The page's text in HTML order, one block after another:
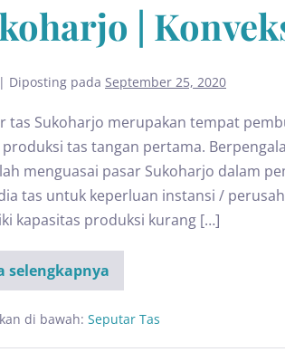
|
| Diposting pada September 25, 2020
tas Sukoharjo merupakan tempat
tas tangan pertama.
menguasai pasar Sukoharjo dalam
tas untuk keperluan instansi /
kapasitas produksi kurang […]
selengkapnya
di bawah: Seputar Tas